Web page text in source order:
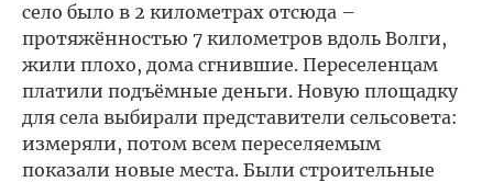
село было в 2 километрах отсюда –
протяжённостью 7 километров вдоль Волги,
жили плохо, дома сгнившие. Переселенцам
платили подъёмные деньги. Новую площадку
для села выбирали представители сельсовета:
измеряли, потом всем переселяемым
показали новые места. Были строительные